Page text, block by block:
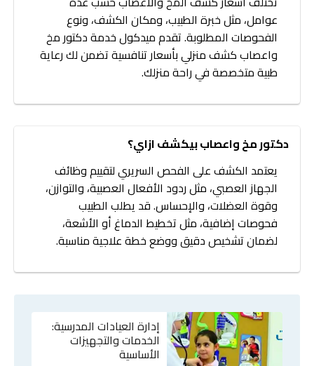
عوامل، مثل خبرة الطبيب، ومكان الكشف، ونوع
الفحوصات المطلوبة. تقدم ميدكول خدمة دكتور مخ
واعصاب كشف منزلي بأسعار تنافسية تضمن لك رعاية
طبية متخصصة في راحة منزلك.
دكتور مخ واعصاب بيكشف ازاي؟
يعتمد الكشف على الفحص السريري لتقييم وظائف
الجهاز العصبي، مثل ردود الأفعال العصبية، والتوازن،
وقوة العضلات، والإحساس. قد يطلب الطبيب
فحوصات إضافية، مثل تخطيط الدماغ أو الأشعة،
لضمان تشخيص دقيق ووضع خطة علاجية مناسبة.
إدارة العيادات المدرسية:
الخدمات والتجهيزات
الأساسية